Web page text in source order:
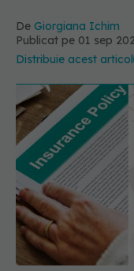
De Giorgiana Ichim
Publicat pe 01 sep
Distribuie acest articol